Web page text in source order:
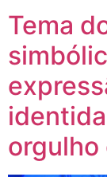
Tema
orgulho